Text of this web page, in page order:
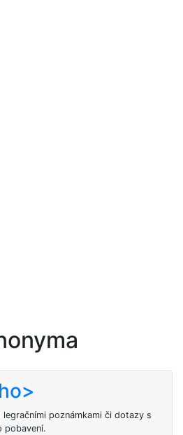
poznámkami či dotazy s
pobavení.